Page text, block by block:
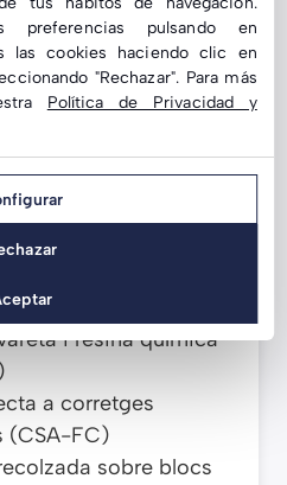
resistència i
i resina química
a corretges
(CSA-FC)
sobre blocs
preferencias pulsando en
las cookies haciendo clic en
"Rechazar". Para más
Política de Privacidad y